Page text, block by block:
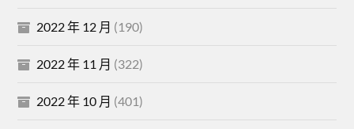
2022 年 12 月 (190)
2022 年 11 月 (322)
2022 年 10 月 (401)